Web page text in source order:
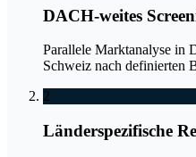
DACH-weites
Parallele Marktanalyse in
Schweiz nach definierten
2
Länderspezifische